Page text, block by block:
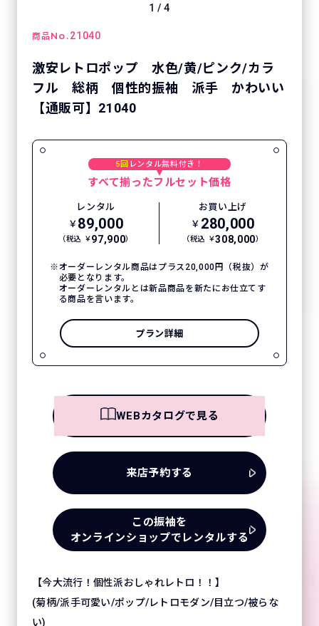
1 /4
商品No.21040
激安レトロポップ 水色/黄/ピンク/カラ
フル 総柄 個性的振袖 派手 かわいい
【通販可】21040
5回 レンタル無料付き！
すべて揃ったフルセット価格
レンタル
￥ 89,000
（税込 ￥97,900）
お買い上げ
￥ 280,000
（税込 ￥308,000）
オーダーレンタル商品はプラス20,000円（税抜）が
必要となります。
オーダーレンタルとは新品商品を新たにお仕立てす
る商品を言います。
プラン詳細
WEBカタログで見る
来店予約する
この振袖を
オンラインショップでレンタルする
【今大流行！個性派おしゃれレトロ！！】
(菊柄/派手可愛い/ポップ/レトロモダン/目立つ/被らな
い)